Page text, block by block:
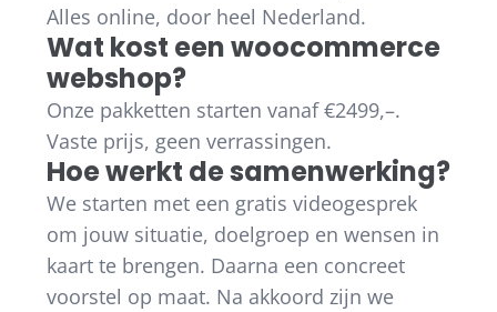
Alles online, door heel Nederland.
Wat kost een woocommerce
webshop?
Onze pakketten starten vanaf €2499,–.
Vaste prijs, geen verrassingen.
Hoe werkt de samenwerking?
We starten met een gratis videogesprek
om jouw situatie, doelgroep en wensen in
kaart te brengen. Daarna een concreet
voorstel op maat. Na akkoord zijn we